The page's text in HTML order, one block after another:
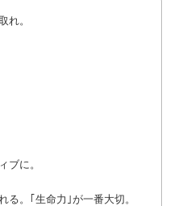
れ。
ブに。
る。｢生命力｣が一番大切。